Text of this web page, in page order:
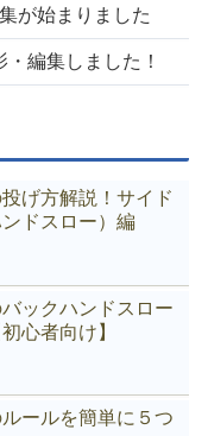
が始まりました
編集しました！
げ方解説！サイド
ドスロー）編
ックハンドスロー
心者向け】
ールを簡単に５つ